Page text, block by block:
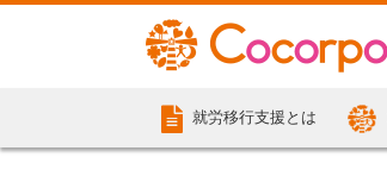
就労移行支援とは